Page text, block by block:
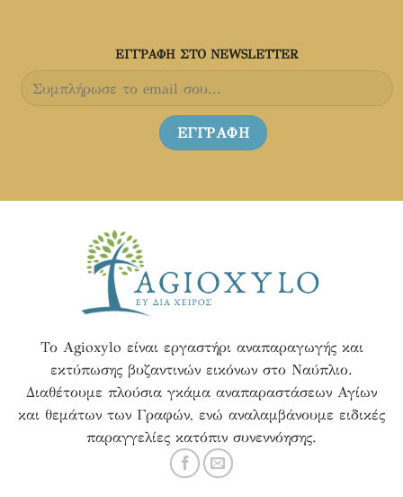
προϊόντος
ΕΓΓΡΑΦH ΣΤΟ NEWSLETTER
Το Agioxylo είναι εργαστήρι αναπαραγωγής και
εκτύπωσης βυζαντινών εικόνων στο Ναύπλιο.
Διαθέτουμε πλούσια γκάμα αναπαραστάσεων Αγίων
και θεμάτων των Γραφών, ενώ αναλαμβάνουμε ειδικές
παραγγελίες κατόπιν συνεννόησης.